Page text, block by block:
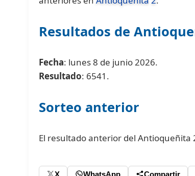
Resultados de
Fecha: lunes 8 de junio 2026.
Resultado: 6541.
Sorteo anterior
El resultado anterior del
X WhatsApp Compartir